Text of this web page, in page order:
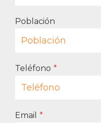
Población
Teléfono *
Email *